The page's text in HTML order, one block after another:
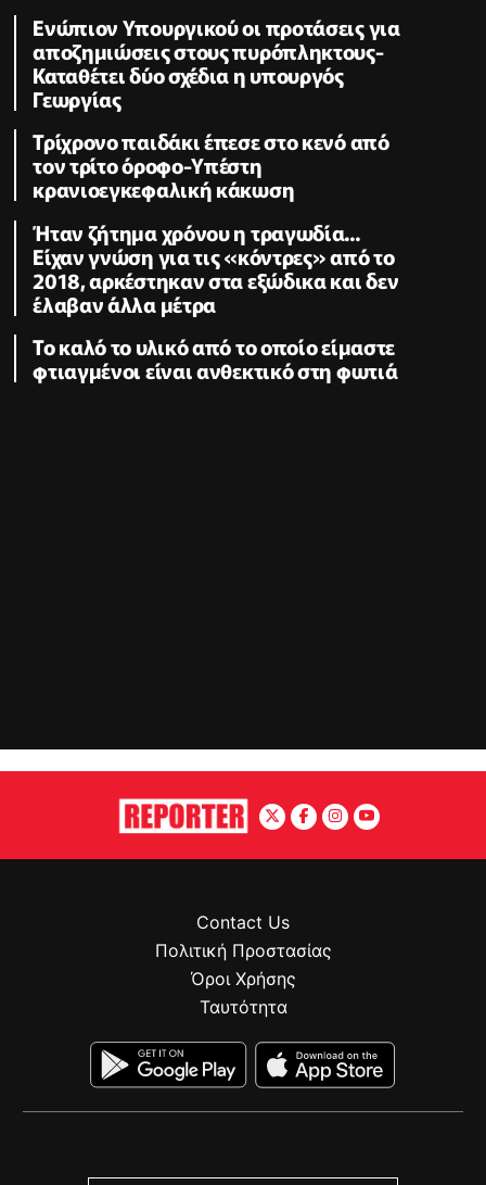
Ενώπιον Υπουργικού οι προτάσεις για
αποζημιώσεις στους πυρόπληκτους-
Καταθέτει δύο σχέδια η υπουργός
Γεωργίας
Τρίχρονο παιδάκι έπεσε στο κενό από
τον τρίτο όροφο-Υπέστη
κρανιοεγκεφαλική κάκωση
Ήταν ζήτημα χρόνου η τραγωδία...
Είχαν γνώση για τις «κόντρες» από το
2018, αρκέστηκαν στα εξώδικα και δεν
έλαβαν άλλα μέτρα
Το καλό το υλικό από το οποίο είμαστε
φτιαγμένοι είναι ανθεκτικό στη φωτιά
Contact Us
Πολιτική Προστασίας
Όροι Χρήσης
Ταυτότητα